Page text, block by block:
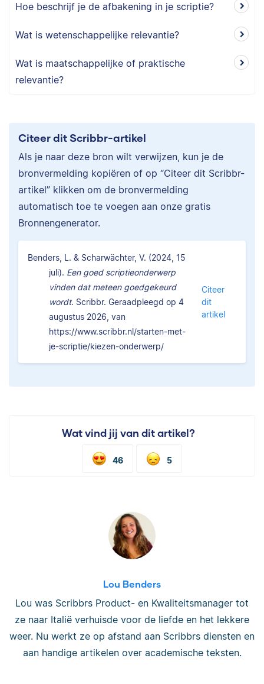
Hoe beschrijf je de afbakening in je scriptie?
Wat is wetenschappelijke relevantie?
Wat is maatschappelijke of praktische
relevantie?
Citeer dit Scribbr-artikel
Als je naar deze bron wilt verwijzen, kun je de
bronvermelding kopiëren of op “Citeer dit Scribbr-
artikel” klikken om de bronvermelding
automatisch toe te voegen aan onze gratis
Bronnengenerator.
Benders, L. & Scharwächter, V. (2024, 15
juli). Een goed scriptieonderwerp
vinden dat meteen goedgekeurd
wordt. Scribbr. Geraadpleegd op 4
augustus 2026, van
https://www.scribbr.nl/starten-met-
je-scriptie/kiezen-onderwerp/
Citeer
dit
artikel
Wat vind jij van dit artikel?
46 5
Lou Benders
Lou was Scribbrs Product- en Kwaliteitsmanager tot
ze naar Italië verhuisde voor de liefde en het lekkere
weer. Nu werkt ze op afstand aan Scribbrs diensten en
aan handige artikelen over academische teksten.